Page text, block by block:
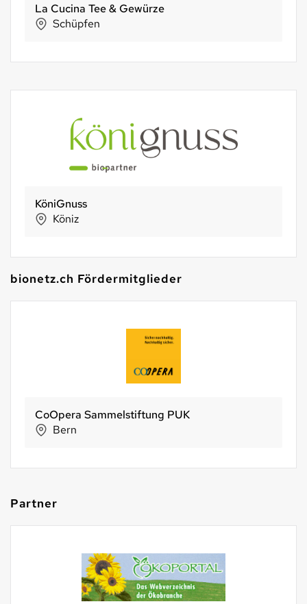
La Cucina Tee & Gewürze
Schüpfen
KöniGnuss
Köniz
bionetz.ch Fördermitglieder
CoOpera Sammelstiftung PUK
Bern
Partner